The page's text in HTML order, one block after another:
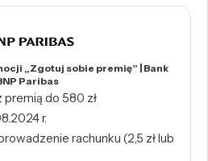
„Zgotuj sobie premię” | Bank
Paribas
do 580 zł
r.
rachunku (2,5 zł lub